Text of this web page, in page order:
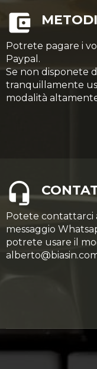
Potrete pagare i
Paypal.
Se non disponete
tranquillamente
modalità
Potete contattarci
messaggio
potrete usare il